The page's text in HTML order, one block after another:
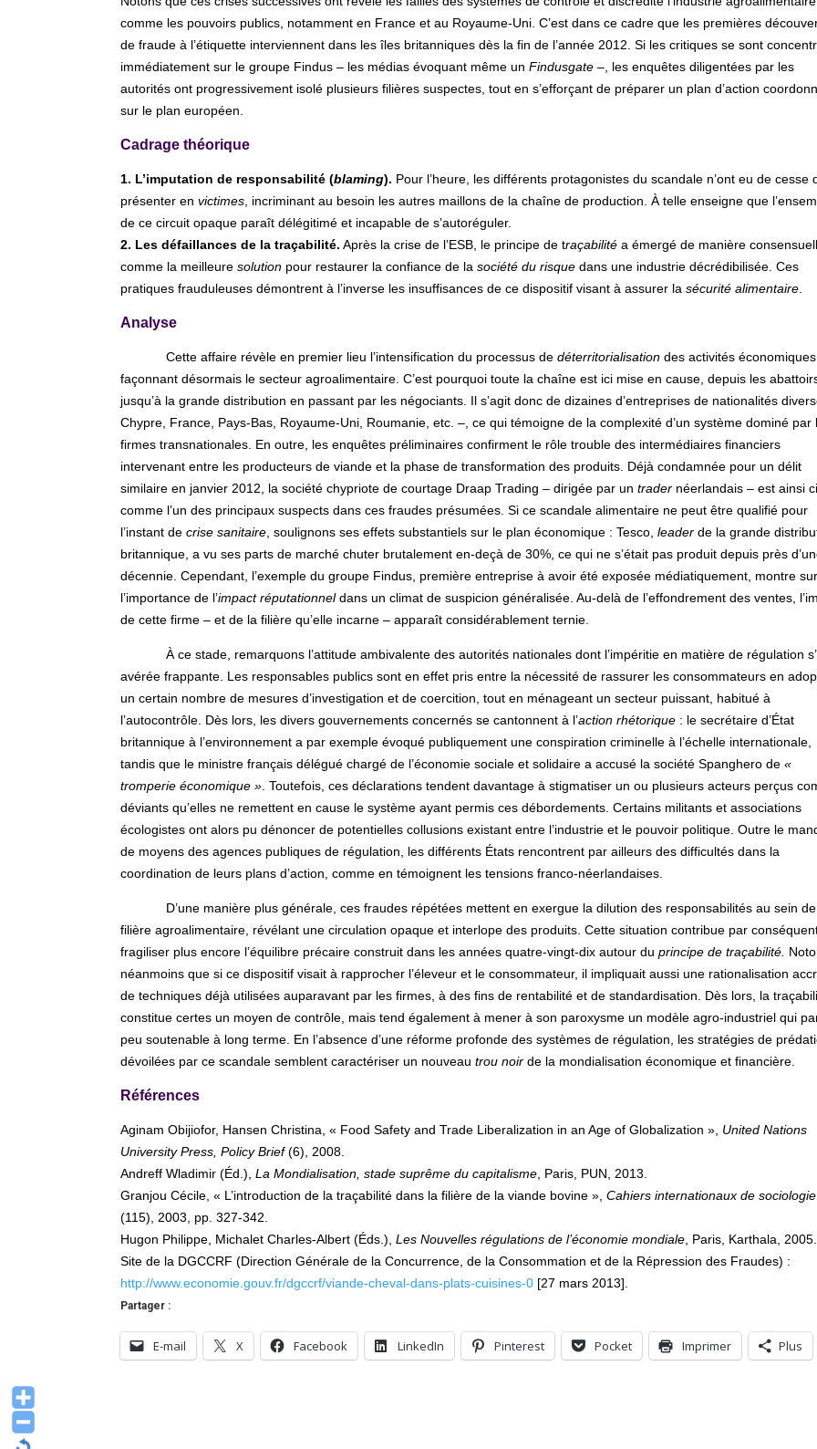
comme les pouvoirs publics, notamment en France et au Royaume-Uni. C’est dans ce cadre que les premières
de fraude à l’étiquette interviennent dans les îles britanniques dès la fin de l’année 2012. Si les critiques se sont
immédiatement sur le groupe Findus – les médias évoquant même un Findusgate –, les enquêtes diligentées par les
autorités ont progressivement isolé plusieurs filières suspectes, tout en s’efforçant de préparer un plan d’action
sur le plan européen.
Cadrage théorique
1. L’imputation de responsabilité (blaming). Pour l’heure, les différents protagonistes du scandale n’ont eu de cesse
présenter en victimes, incriminant au besoin les autres maillons de la chaîne de production. À telle enseigne que
de ce circuit opaque paraît délégitimé et incapable de s’autoréguler.
2. Les défaillances de la traçabilité. Après la crise de l’ESB, le principe de traçabilité a émergé de manière
comme la meilleure solution pour restaurer la confiance de la société du risque dans une industrie décrédibilisée. Ces
pratiques frauduleuses démontrent à l’inverse les insuffisances de ce dispositif visant à assurer la sécurité alimentaire.
Analyse
Cette affaire révèle en premier lieu l’intensification du processus de déterritorialisation des activités économiques
façonnant désormais le secteur agroalimentaire. C’est pourquoi toute la chaîne est ici mise en cause, depuis les
jusqu’à la grande distribution en passant par les négociants. Il s’agit donc de dizaines d’entreprises de nationalités
Chypre, France, Pays-Bas, Royaume-Uni, Roumanie, etc. –, ce qui témoigne de la complexité d’un système dominé par
firmes transnationales. En outre, les enquêtes préliminaires confirment le rôle trouble des intermédiaires financiers
intervenant entre les producteurs de viande et la phase de transformation des produits. Déjà condamnée pour un délit
similaire en janvier 2012, la société chypriote de courtage Draap Trading – dirigée par un trader néerlandais – est ainsi
comme l’un des principaux suspects dans ces fraudes présumées. Si ce scandale alimentaire ne peut être qualifié pour
l’instant de crise sanitaire, soulignons ses effets substantiels sur le plan économique : Tesco, leader de la grande
britannique, a vu ses parts de marché chuter brutalement en-deçà de 30%, ce qui ne s’était pas produit depuis près
décennie. Cependant, l’exemple du groupe Findus, première entreprise à avoir été exposée médiatiquement, montre
l’importance de l’impact réputationneldans un climat de suspicion généralisée. Au-delà de l’effondrement des ventes,
de cette firme – et de la filière qu’elle incarne – apparaît considérablement ternie.
À ce stade, remarquons l’attitude ambivalente des autorités nationales dont l’impéritie en matière de régulation
avérée frappante. Les responsables publics sont en effet pris entre la nécessité de rassurer les consommateurs en
un certain nombre de mesures d’investigation et de coercition, tout en ménageant un secteur puissant, habitué à
l’autocontrôle. Dès lors, les divers gouvernements concernés se cantonnent à l’action rhétorique : le secrétaire d’État
britannique à l’environnement a par exemple évoqué publiquement une conspiration criminelle à l’échelle internationale,
tandis que le ministre français délégué chargé de l’économie sociale et solidaire a accusé la société Spanghero de «
tromperie économique ». Toutefois, ces déclarations tendent davantage à stigmatiser un ou plusieurs acteurs perçus
déviants qu’elles ne remettent en cause le système ayant permis ces débordements. Certains militants et associations
écologistes ont alors pu dénoncer de potentielles collusions existant entre l’industrie et le pouvoir politique. Outre le
de moyens des agences publiques de régulation, les différents États rencontrent par ailleurs des difficultés dans la
coordination de leurs plans d’action, comme en témoignent les tensions franco-néerlandaises.
D’une manière plus générale, ces fraudes répétées mettent en exergue la dilution des responsabilités au sein
filière agroalimentaire, révélant une circulation opaque et interlope des produits. Cette situation contribue par
fragiliser plus encore l’équilibre précaire construit dans les années quatre-vingt-dix autour du principe de traçabilité.
néanmoins que si ce dispositif visait à rapprocher l’éleveur et le consommateur, il impliquait aussi une rationalisation
de techniques déjà utilisées auparavant par les firmes, à des fins de rentabilité et de standardisation. Dès lors, la
constitue certes un moyen de contrôle, mais tend également à mener à son paroxysme un modèle agro-industriel qui
peu soutenable à long terme. En l’absence d’une réforme profonde des systèmes de régulation, les stratégies de
dévoilées par ce scandale semblent caractériser un nouveau trou noir de la mondialisation économique et financière.
Références
Aginam Obijiofor, Hansen Christina, « Food Safety and Trade Liberalization in an Age of Globalization », United Nations
University Press, Policy Brief(6), 2008.
Andreff Wladimir (Éd.), La Mondialisation, stade suprême du capitalisme, Paris, PUN, 2013.
Granjou Cécile, « L’introduction de la traçabilité dans la filière de la viande bovine », Cahiers internationaux de sociologie
(115), 2003, pp. 327-342.
Hugon Philippe, Michalet Charles-Albert (Éds.), Les Nouvelles régulations de l’économie mondiale, Paris, Karthala, 2005.
Site de la DGCCRF (Direction Générale de la Concurrence, de la Consommation et de la Répression des Fraudes) :
http://www.economie.gouv.fr/dgccrf/viande-cheval-dans-plats-cuisines-0 [27 mars 2013].
Partager :
E-mail X Facebook LinkedIn Pinterest Pocket Imprimer Plus